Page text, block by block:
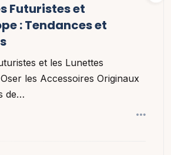
Futuristes et
: Tendances et
et les Lunettes
les Accessoires Originaux
de…